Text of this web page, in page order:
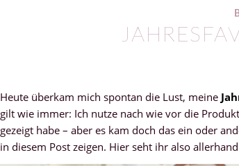
Heute überkam mich spontan die Lust, meine
gilt wie immer: Ich nutze nach wie vor die
gezeigt habe – aber es kam doch das ein oder
in diesem Post zeigen. Hier seht ihr also